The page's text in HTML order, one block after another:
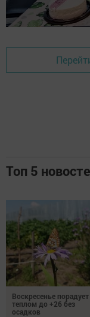
Топ 5
Воскресенье порадует
теплом до +26 без
осадков